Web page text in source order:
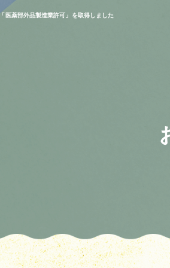
医薬部外品製造業許可」を取得しました